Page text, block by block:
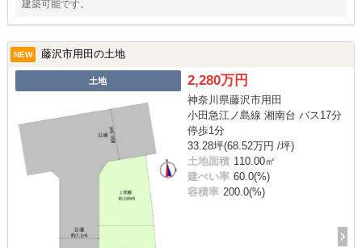
建築可能です。
NEW 藤沢市用田の土地
土地 2,280万円
神奈川県藤沢市用田
小田急江ノ島線 湘南台 バス17分
停歩1分
33.28坪(68.52万円 /坪)
土地面積 110.00㎡
建ぺい率 60.0(%)
容積率 200.0(%)